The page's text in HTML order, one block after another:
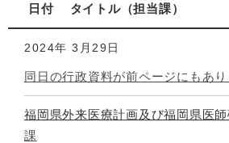
日付 タイトル 担当課
2024年 3月29日
同日の行政資料が前ページにもあり
福岡県外来医療計画及び福岡県医
課